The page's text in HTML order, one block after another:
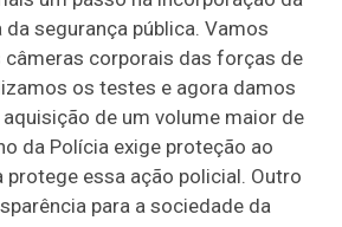
segurança pública. Vamos
câmeras corporais das forças de
os testes e agora damos
de um volume maior de
da Polícia exige proteção ao
protege essa ação policial. Outro
para a sociedade da